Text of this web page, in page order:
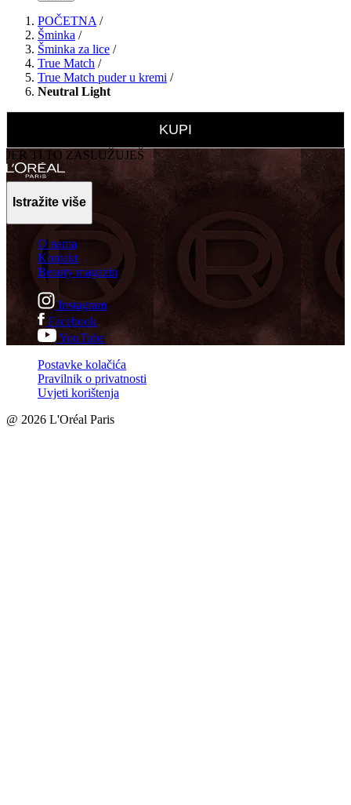
POČETNA /
Šminka /
Šminka za lice /
True Match /
True Match puder u kremi /
Neutral Light
KUPI
JER TI TO ZASLUŽUJEŠ
Istražite više
O nama
Kontakt
Beauty magazin
Instagram
Facebook
YouTube
Postavke kolačića​
Pravilnik o privatnosti
Uvjeti korištenja
@ 2026 L'Oréal Paris